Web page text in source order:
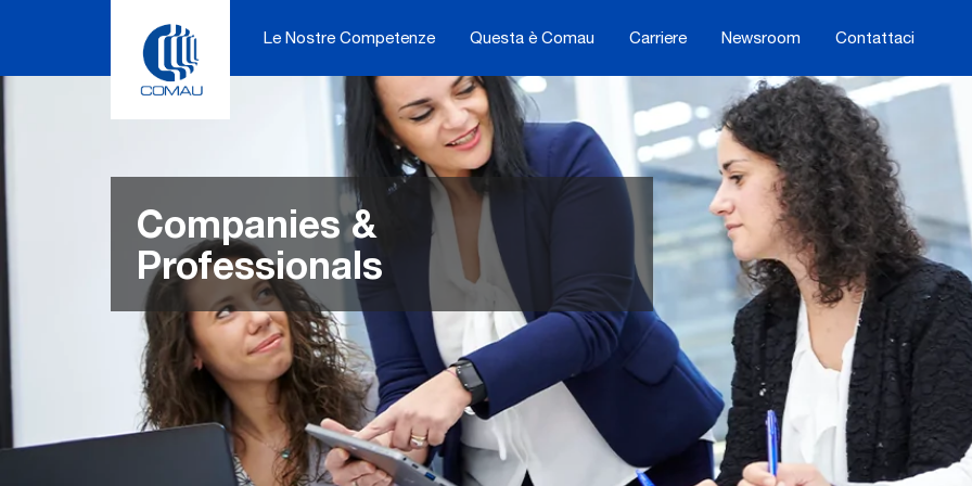
Le Nostre Competenze Questa è Comau Carriere Newsroom Contattaci
Companies &
Professionals